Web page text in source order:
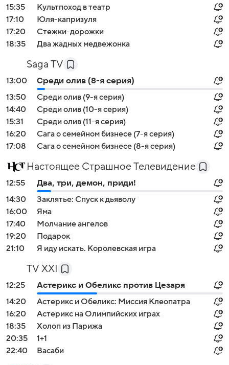
15:35
Культпоход в театр
17:10
Юля-капризуля
17:20
Стежки-дорожки
18:35
Два жадных медвежонка
Saga TV
13:00
Среди олив (8-я серия)
13:50
Среди олив (9-я серия)
14:40
Среди олив (10-я серия)
15:31
Среди олив (11-я серия)
16:20
Сага о семейном бизнесе (7-я серия)
17:08
Сага о семейном бизнесе (8-я серия)
Настоящее Страшное Телевидение
12:55
Два, три, демон, приди!
14:30
Заклятье: Спуск к дьяволу
16:00
Яма
17:40
Молчание ангелов
19:20
Подарок
21:10
Я иду искать. Королевская игра
TV XXI
12:25
Астерикс и Обеликс против Цезаря
14:20
Астерикс и Обеликс: Миссия Клеопатра
16:20
Астерикс на Олимпийских играх
18:35
Холоп из Парижа
20:35
1+1
22:40
Васаби